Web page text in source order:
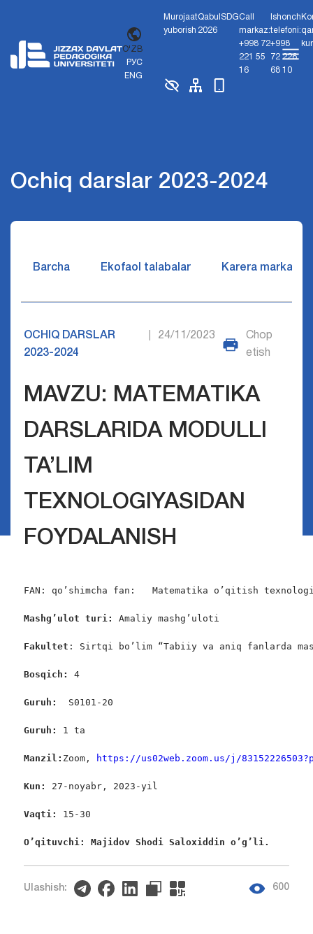
O'ZB
РУС
ENG
Murojaat
yuborish
Qabul
2026
SDGCall
markaz:
+998 72
221 55
16
Ishonch
telefoni:
+998
72 226
68 10
Ochiq darslar 2023-2024
Barcha Ekofaol talabalar Karera markazi
OCHIQ DARSLAR
2023-2024
24/11/2023
Chop
etish
MAVZU: MАTЕMАTIKА
DARSLARIDА MОDULLI
TA’LIM
TEXNOLOGIYASIDAN
FOYDALANISH
FAN: qo’shimcha fan:   Matematika o’qitish
Mashg’ulot turi: Amaliy mashg’uloti
Fakultet : Sirtqi bo’lim “Tabiiy va aniq fanlarda
Bosqich: 4
Guruh: S0101-20
Guruh: 1 ta
Manzil: Zoom, https://us02web.zoom.us/j/
Kun: 27-noyabr, 2023-yil
Vaqti: 15-30
O’qituvchi: Majidov Shodi Saloxiddin o’g’li.
Ulashish: 600